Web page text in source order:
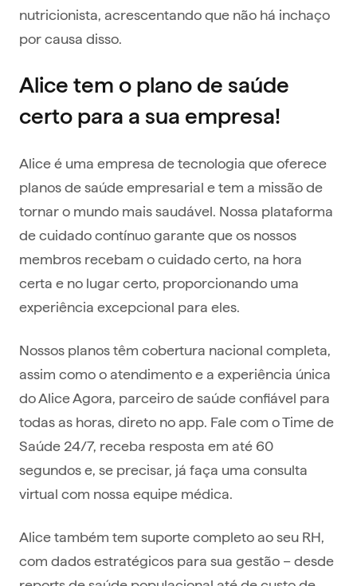
nutricionista, acrescentando que não há inchaço
por causa disso.
Alice tem o plano de saúde
certo para a sua empresa!
Alice é uma empresa de tecnologia que oferece
planos de saúde empresarial e tem a missão de
tornar o mundo mais saudável. Nossa plataforma
de cuidado contínuo garante que os nossos
membros recebam o cuidado certo, na hora
certa e no lugar certo, proporcionando uma
experiência excepcional para eles.
Nossos planos têm cobertura nacional completa,
assim como o atendimento e a experiência única
do Alice Agora, parceiro de saúde confiável para
todas as horas, direto no app. Fale com o Time de
Saúde 24/7, receba resposta em até 60
segundos e, se precisar, já faça uma consulta
virtual com nossa equipe médica.
Alice também tem suporte completo ao seu RH,
com dados estratégicos para sua gestão – desde